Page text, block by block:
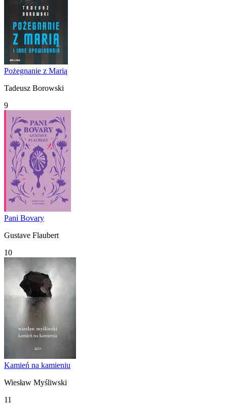
Pożegnanie z Marią
Tadeusz Borowski
9
Pani Bovary
Gustave Flaubert
10
Kamień na kamieniu
Wiesław Myśliwski
11